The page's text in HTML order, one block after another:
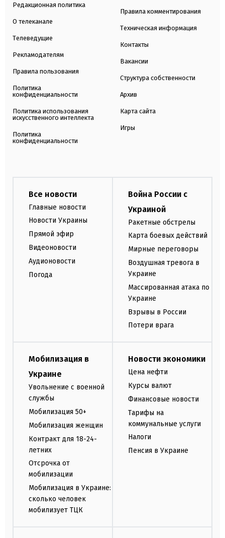
Редакционная политика
О телеканале
Телеведущие
Рекламодателям
Правила пользования
Политика
конфиденциальности
Политика использования
искусственного интеллекта
Политика
конфиденциальности
Правила комментирования
Техническая информация
Контакты
Вакансии
Структура собственности
Архив
Карта сайта
Игры
Все новости
Главные новости
Новости Украины
Прямой эфир
Видеоновости
Аудионовости
Погода
Война России с
Украиной
Ракетные обстрелы
Карта боевых действий
Мирные переговоры
Воздушная тревога в
Украине
Массированная атака по
Украине
Взрывы в России
Потери врага
Мобилизация в
Украине
Увольнение с военной
службы
Мобилизация 50+
Мобилизация женщин
Контракт для 18-24-
летних
Отсрочка от
мобилизации
Мобилизация в Украине:
сколько человек
мобилизует ТЦК
Новости экономики
Цена нефти
Курсы валют
Финансовые новости
Тарифы на
коммунальные услуги
Налоги
Пенсия в Украине